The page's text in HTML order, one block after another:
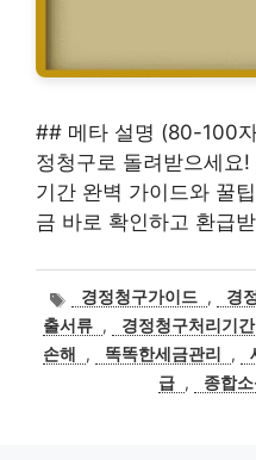
## 메타 설명 (80-100
정청구로 돌려받으세요
기간 완벽 가이드와 꿀
금 바로 확인하고 환급
태
그
경정청구가이드 , 경
출서류 , 경정청구처리기간
손해
, 똑똑한세금관리 ,
급 , 종합